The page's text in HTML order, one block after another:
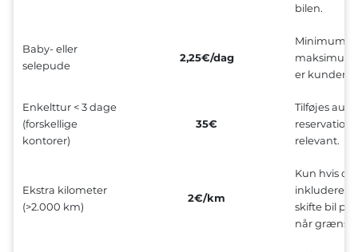
bilen.
Baby- eller
selepude
2,25€/dag
Minimum
maksimum
er kundens
Enkelttur < 3 dage
(forskellige
kontorer)
35€
Tilføjes
relevant.
Ekstra kilometer
(>2.000 km)
2€/km
Kun hvis
skifte bil på
når